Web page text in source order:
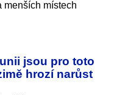
menších místech
jsou pro toto
hrozí narůst